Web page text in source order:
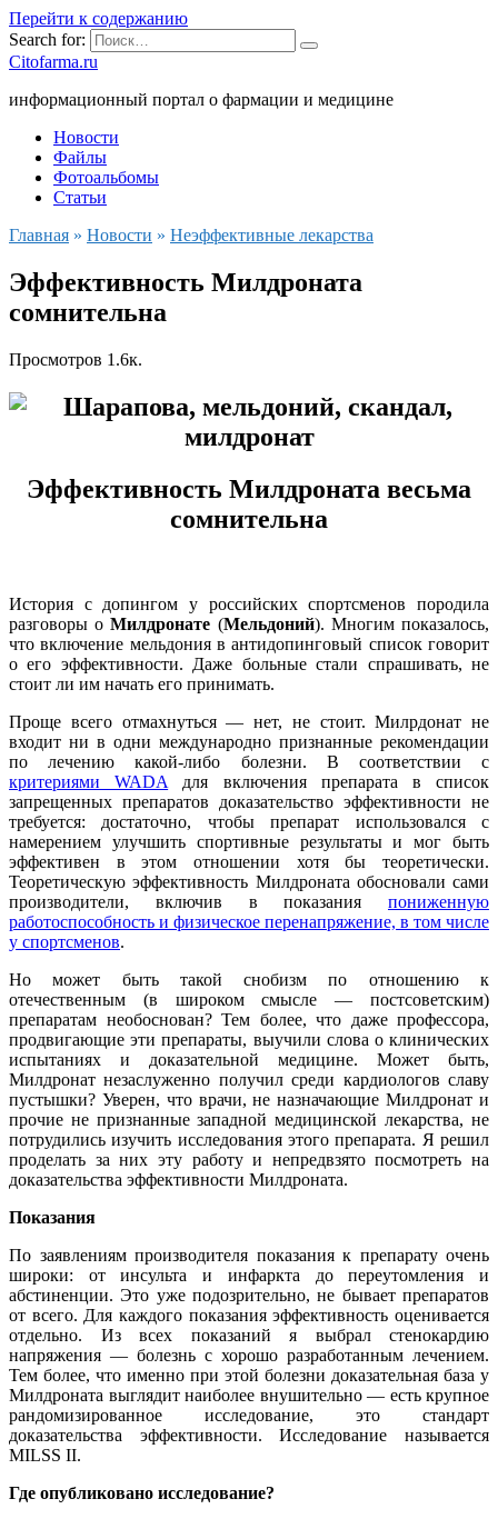
Перейти к содержанию
Search for:
Citofarma.ru
информационный портал о фармации и медицине
Новости
Файлы
Фотоальбомы
Статьи
Главная » Новости » Неэффективные лекарства
Эффективность Милдроната
сомнительна
Просмотров 1.6к.
Эффективность Милдроната весьма
сомнительна
История с допингом у российских спортсменов породила
разговоры оМилдронате (Мельдоний). Многим показалось,
что включение мельдония в антидопинговый список говорит
о его эффективности. Даже больные стали спрашивать, не
стоит ли им начать его принимать.
Проще всего отмахнуться — нет, не стоит. Милрдонат не
входит ни в одни международно признанные рекомендации
по лечению какой-либо болезни. В соответствии с
критериями WADA для включения препарата в список
запрещенных препаратов доказательство эффективности не
требуется: достаточно, чтобы препарат использовался с
намерением улучшить спортивные результаты и мог быть
эффективен в этом отношении хотя бы теоретически.
Теоретическую эффективность Милдроната обосновали сами
производители, включив в показания пониженную
работоспособность и физическое перенапряжение, в том числе
у спортсменов.
Но может быть такой снобизм по отношению к
отечественным (в широком смысле — постсоветским)
препаратам необоснован? Тем более, что даже профессора,
продвигающие эти препараты, выучили слова о клинических
испытаниях и доказательной медицине. Может быть,
Милдронат незаслуженно получил среди кардиологов славу
пустышки? Уверен, что врачи, не назначающие Милдронат и
прочие не признанные западной медицинской лекарства, не
потрудились изучить исследования этого препарата. Я решил
проделать за них эту работу и непредвзято посмотреть на
доказательства эффективности Милдроната.
Показания
По заявлениям производителя показания к препарату очень
широки: от инсульта и инфаркта до переутомления и
абстиненции. Это уже подозрительно, не бывает препаратов
от всего. Для каждого показания эффективность оценивается
отдельно. Из всех показаний я выбрал стенокардию
напряжения — болезнь с хорошо разработанным лечением.
Тем более, что именно при этой болезни доказательная база у
Милдроната выглядит наиболее внушительно — есть крупное
рандомизированное исследование, это стандарт
доказательства эффективности. Исследование называется
MILSS II.
Где опубликовано исследование?